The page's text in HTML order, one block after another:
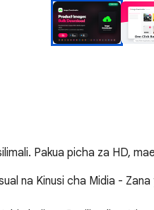
Pakua picha za HD,
na Kinusi cha Midia -